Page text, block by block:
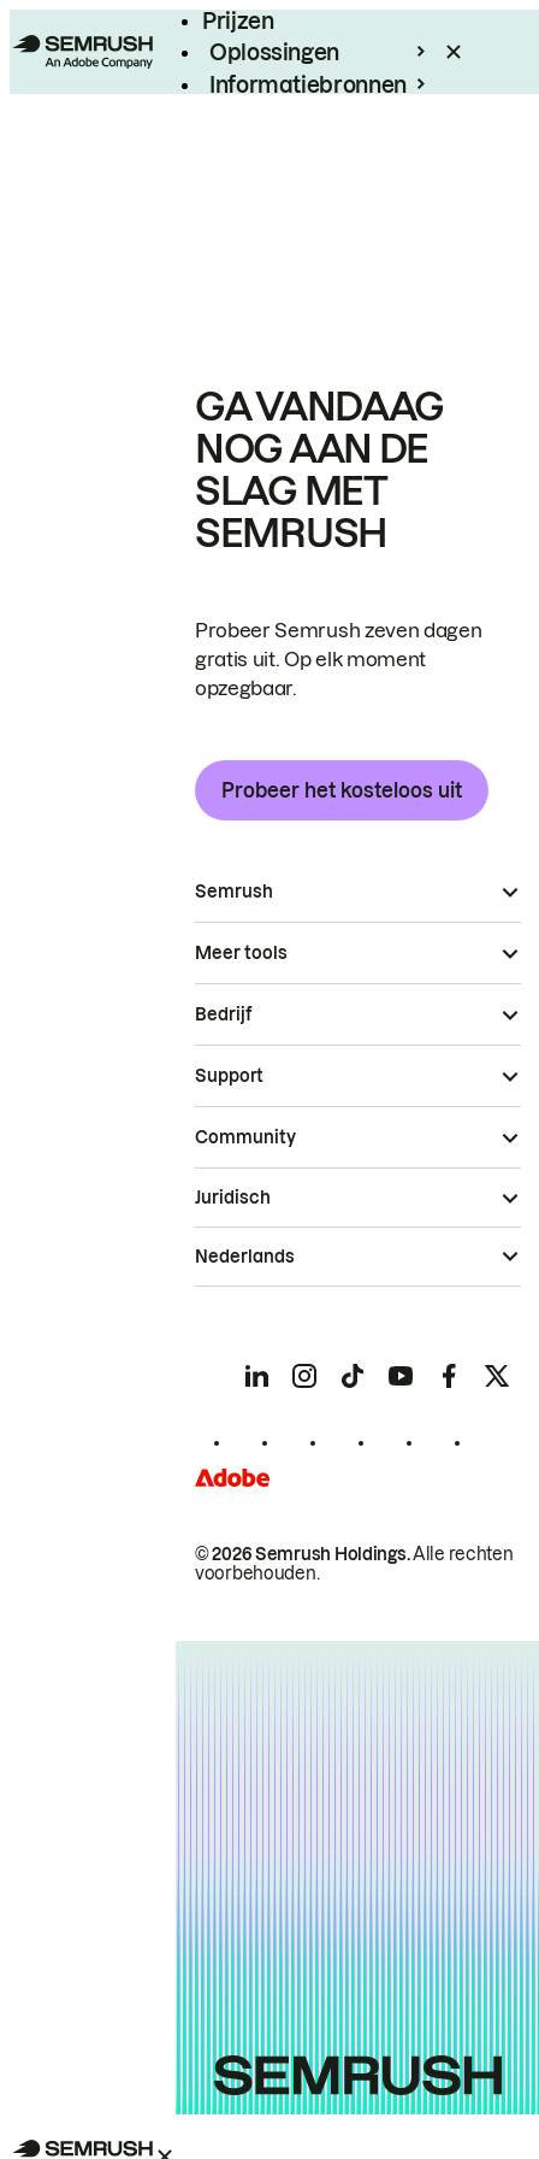
Prijzen
Oplossingen
Informatiebronnen
GA VANDAAG
NOG AAN DE
SLAG MET
SEMRUSH
Probeer Semrush zeven dagen
gratis uit. Op elk moment
opzegbaar.
Probeer het kosteloos uit
Semrush
Meer tools
Bedrijf
Support
Community
© 2026 Semrush Holdings.Alle rechten
voorbehouden.
Juridisch
Nederlands